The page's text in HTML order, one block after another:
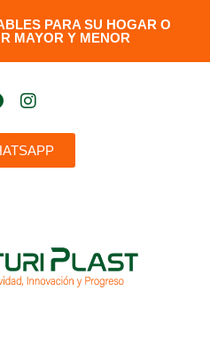
PARA SU HOGAR O
MAYOR Y MENOR​